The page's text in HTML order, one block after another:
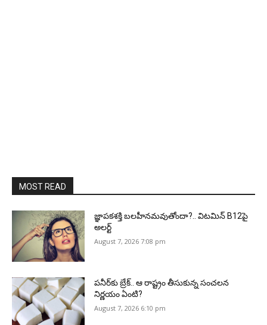
MOST READ
జ్ఞాపకశక్తి బలహీనమవుతోందా?.. విటమిన్ B12పై
అలర్ట్
August 7, 2026 7:08 pm
పనీర్‌కు బ్రేక్.. ఆ రాష్ట్రం తీసుకున్న సంచలన
నిర్ణయం ఏంటి?
August 7, 2026 6:10 pm